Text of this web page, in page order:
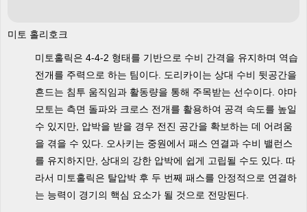
미토 홀리호크
미토홀릭은 4-4-2 형태를 기반으로 수비 간격을 유지하며 역습
전개를 주력으로 하는 팀이다. 도리카이는 상대 수비 뒷공간을
흔드는 침투 움직임과 활동량을 통해 주목받는 선수이다. 야마
모토는 측면 돌파와 크로스 전개를 활용하여 공격 속도를 높일
수 있지만, 압박을 받을 경우 전진 공간을 확보하는 데 어려움
을 겪을 수 있다. 오사키는 중원에서 패스 연결과 수비 밸런스
를 유지하지만, 상대의 강한 압박에 쉽게 고립될 수도 있다. 따
라서 미토홀릭은 탈압박 후 두 번째 패스를 안정적으로 연결하
는 능력이 경기의 핵심 요소가 될 것으로 전망된다.